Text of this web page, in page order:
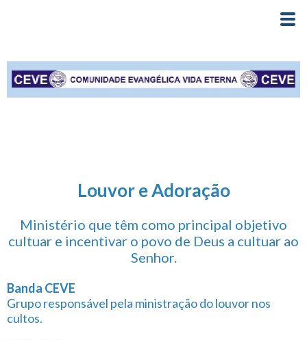
Louvor e Adoração
Ministério que têm como principal objetivo
cultuar e incentivar o povo de Deus a cultuar ao
Senhor.
Banda CEVE
Grupo responsável pela ministração do louvor nos
cultos.